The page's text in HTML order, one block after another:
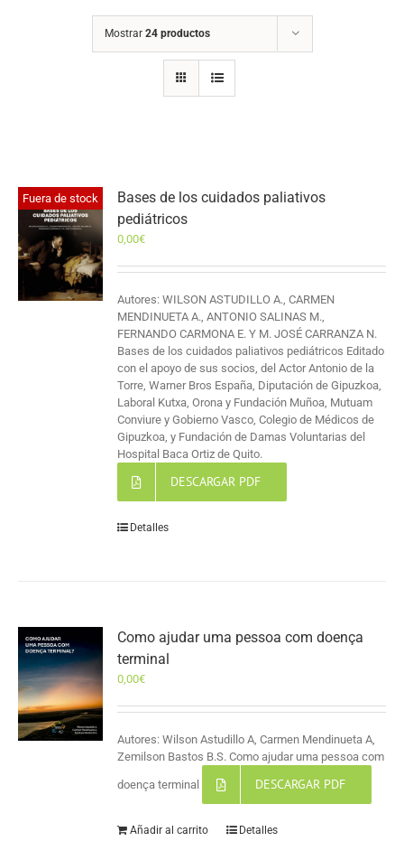
Mostrar 24 productos
Fuera de stock
Bases de los cuidados paliativos
pediátricos
0,00€
Autores: WILSON ASTUDILLO A., CARMEN
MENDINUETA A., ANTONIO SALINAS M.,
FERNANDO CARMONA E. Y M. JOSÉ CARRANZA N.
Bases de los cuidados paliativos pediátricos Editado
con el apoyo de sus socios, del Actor Antonio de la
Torre, Warner Bros España, Diputación de Gipuzkoa,
Laboral Kutxa, Orona y Fundación Muñoa, Mutuam
Conviure y Gobierno Vasco, Colegio de Médicos de
Gipuzkoa, y Fundación de Damas Voluntarias del
Hospital Baca Ortiz de Quito.
DESCARGAR PDF
Detalles
Como ajudar uma pessoa com doença
terminal
0,00€
Autores: Wilson Astudillo A, Carmen Mendinueta A,
Zemilson Bastos B.S. Como ajudar uma pessoa com
doença terminal DESCARGAR PDF
Añadir al carrito Detalles